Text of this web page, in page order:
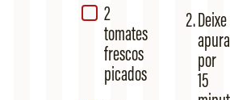
2
tomates
frescos
picados
Deixe
por
15